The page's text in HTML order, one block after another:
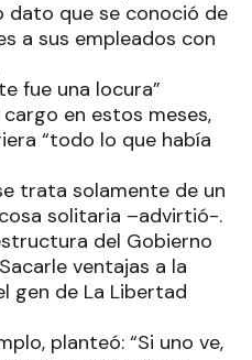
dato que se conoció de
a sus empleados con
fue una locura”
en estos meses,
“todo lo que había
trata solamente de un
solitaria –advirtió-.
del Gobierno
ventajas a la
gen de La Libertad
planteó: “Si uno ve,